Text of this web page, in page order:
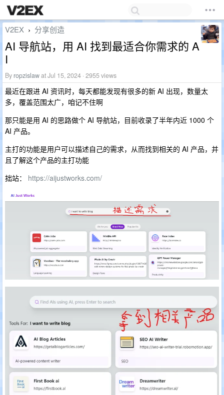
V2EX › 分享创造
AI 导航站，用 AI 找到最适合你需求的 A
I
By ropzislawat Jul 15, 2024 · 2955 views
最近在跟进 AI 资讯时，每天都能发现有很多的新 AI 出现，数量太
多，覆盖范围太广，咱记不住啊
那只能是用 AI 的思路做个 AI 导航站，目前收录了半年内近 1000 个
AI 产品。
主打的功能是用户可以描述自己的需求，从而找到相关的 AI 产品，并
且了解这个产品的主打功能
拙站： https://aijustworks.com/